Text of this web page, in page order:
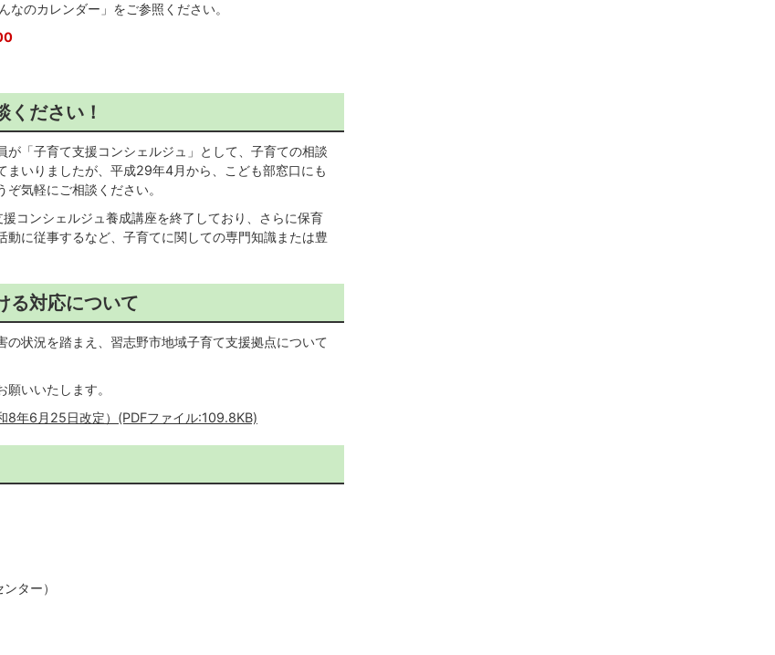
のカレンダー」をご参照ください。
ださい！
「子育て支援コンシェルジュ」として、子育ての相談
いりましたが、平成29年4月から、こども部窓口にも
気軽にご相談ください。
コンシェルジュ養成講座を終了しており、さらに保育
に従事するなど、子育てに関しての専門知識または豊
る対応について
状況を踏まえ、習志野市地域子育て支援拠点について
いいたします。
8年6月25日改定）(PDFファイル:109.8KB)
ター）